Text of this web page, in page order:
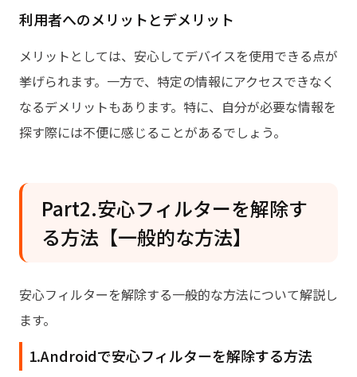
利用者へのメリットとデメリット
メリットとしては、安心してデバイスを使用できる点が
挙げられます。一方で、特定の情報にアクセスできなく
なるデメリットもあります。特に、自分が必要な情報を
探す際には不便に感じることがあるでしょう。
Part2.安心フィルターを解除す
る方法【一般的な方法】
安心フィルターを解除する一般的な方法について解説し
ます。
1.Androidで安心フィルターを解除する方法